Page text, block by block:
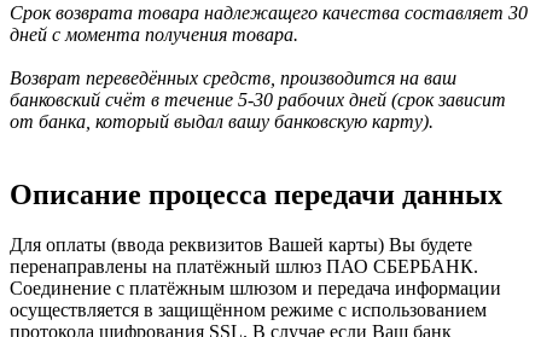
Срок возврата товара надлежащего качества составляет 30
дней с момента получения товара.
Возврат переведённых средств, производится на ваш
банковский счёт в течение 5-30 рабочих дней (срок зависит
от банка, который выдал вашу банковскую карту).
Описание процесса передачи данных
Для оплаты (ввода реквизитов Вашей карты) Вы будете
перенаправлены на платёжный шлюз ПАО СБЕРБАНК.
Соединение с платёжным шлюзом и передача информации
осуществляется в защищённом режиме с использованием
протокола шифрования SSL. В случае если Ваш банк